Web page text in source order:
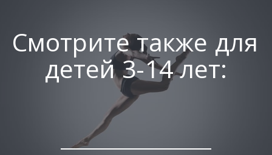
Смотрите также для
детей 3-14 лет: